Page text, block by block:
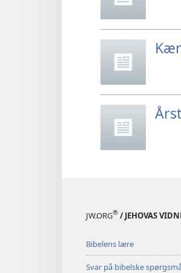
JW.ORG® / JEHOVAS
Bibelens lære
Svar på bibelske